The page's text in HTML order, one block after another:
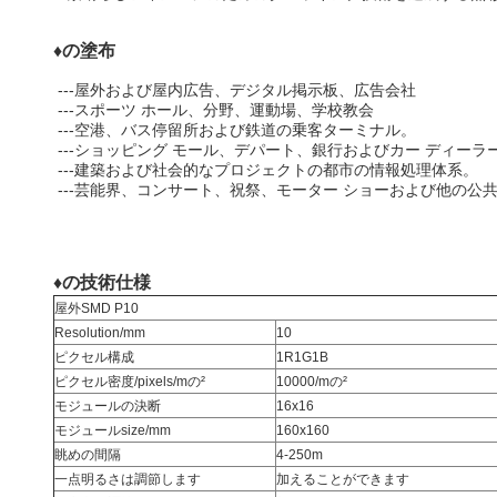
♦の塗布
---屋外および屋内広告、デジタル掲示板、広告会社
---スポーツ ホール、分野、運動場、学校教会
---空港、バス停留所および鉄道の乗客ターミナル。
---ショッピング モール、デパート、銀行およびカー ディーラ
---建築および社会的なプロジェクトの都市の情報処理体系。
---芸能界、コンサート、祝祭、モーター ショーおよび他の公共
♦の技術仕様
屋外SMD P10
Resolution/mm
10
ピクセル構成
1R1G1B
ピクセル密度/pixels/mの²
10000/mの²
モジュールの決断
16x16
モジュールsize/mm
160x160
眺めの間隔
4-250m
一点明るさは調節します
加えることができます